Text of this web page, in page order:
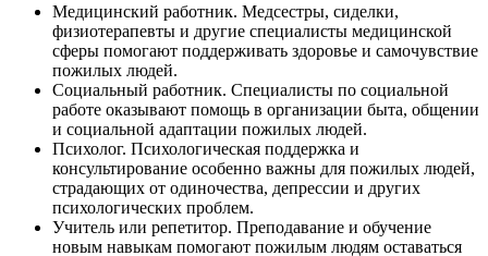
Медицинский работник. Медсестры, сиделки,
физиотерапевты и другие специалисты медицинской
сферы помогают поддерживать здоровье и самочувствие
пожилых людей.
Социальный работник. Специалисты по социальной
работе оказывают помощь в организации быта, общении
и социальной адаптации пожилых людей.
Психолог. Психологическая поддержка и
консультирование особенно важны для пожилых людей,
страдающих от одиночества, депрессии и других
психологических проблем.
Учитель или репетитор. Преподавание и обучение
новым навыкам помогают пожилым людям оставаться